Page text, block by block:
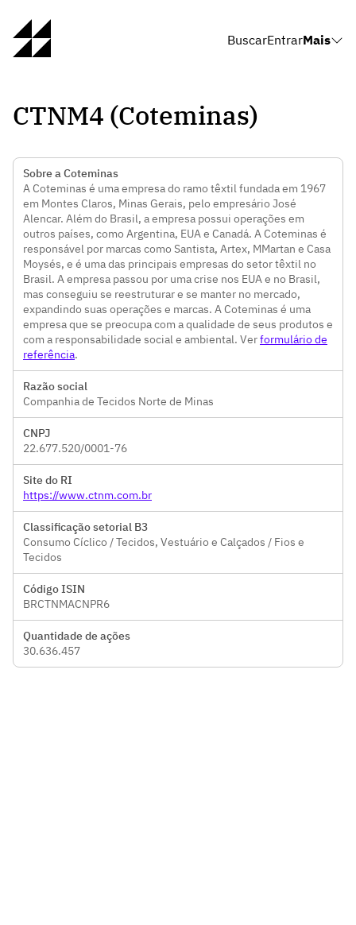
BuscarEntrarMais
CTNM4 (Coteminas)
Sobre a Coteminas
A Coteminas é uma empresa do ramo têxtil fundada em 1967
em Montes Claros, Minas Gerais, pelo empresário José
Alencar. Além do Brasil, a empresa possui operações em
outros países, como Argentina, EUA e Canadá. A Coteminas é
responsável por marcas como Santista, Artex, MMartan e Casa
Moysés, e é uma das principais empresas do setor têxtil no
Brasil. A empresa passou por uma crise nos EUA e no Brasil,
mas conseguiu se reestruturar e se manter no mercado,
expandindo suas operações e marcas. A Coteminas é uma
empresa que se preocupa com a qualidade de seus produtos e
com a responsabilidade social e ambiental. Verformulário de
referência.
Razão social
Companhia de Tecidos Norte de Minas
CNPJ
22.677.520/0001-76
Site do RI
https://www.ctnm.com.br
Classificação setorial B3
Consumo Cíclico / Tecidos, Vestuário e Calçados / Fios e
Tecidos
Código ISIN
BRCTNMACNPR6
Quantidade de ações
30.636.457